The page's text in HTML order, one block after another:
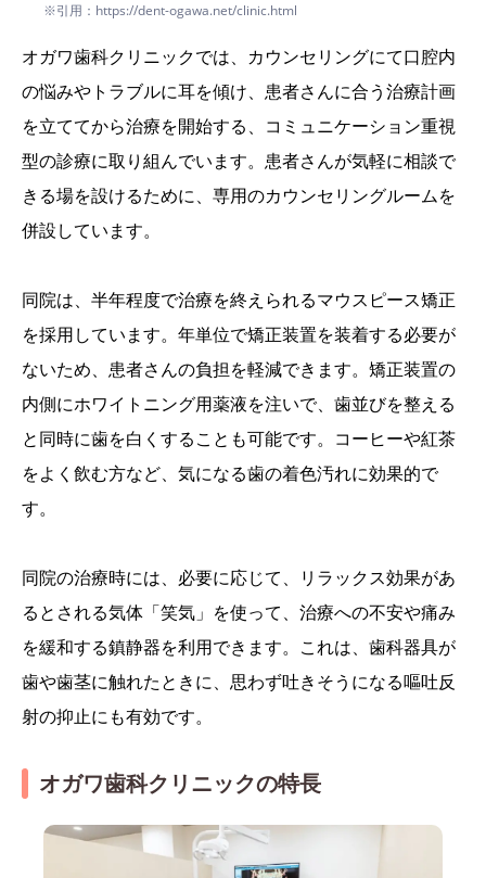
※引用：https://dent-ogawa.net/clinic.html
オガワ歯科クリニックでは、カウンセリングにて口腔内
の悩みやトラブルに耳を傾け、患者さんに合う治療計画
を立ててから治療を開始する、コミュニケーション重視
型の診療に取り組んでいます。患者さんが気軽に相談で
きる場を設けるために、専用のカウンセリングルームを
併設しています。
同院は、半年程度で治療を終えられるマウスピース矯正
を採用しています。年単位で矯正装置を装着する必要が
ないため、患者さんの負担を軽減できます。矯正装置の
内側にホワイトニング用薬液を注いで、歯並びを整える
と同時に歯を白くすることも可能です。コーヒーや紅茶
をよく飲む方など、気になる歯の着色汚れに効果的で
す。
同院の治療時には、必要に応じて、リラックス効果があ
るとされる気体「笑気」を使って、治療への不安や痛み
を緩和する鎮静器を利用できます。これは、歯科器具が
歯や歯茎に触れたときに、思わず吐きそうになる嘔吐反
射の抑止にも有効です。
オガワ歯科クリニックの特長